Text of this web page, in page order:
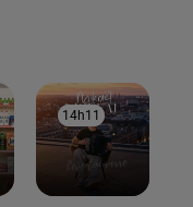
14h11
14h11